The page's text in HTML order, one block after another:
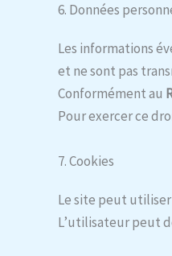
6. Données
Les informations
et ne sont pas
Conformément au
Pour exercer ce
7. Cookies
Le site peut
L’utilisateur peut